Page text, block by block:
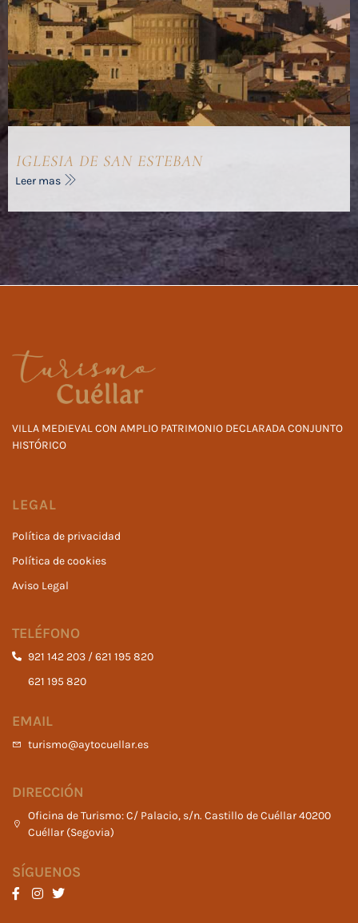
IGLESIA DE SAN ESTEBAN
Leer mas
VILLA MEDIEVAL CON AMPLIO PATRIMONIO DECLARADA CONJUNTO
HISTÓRICO
LEGAL
Política de privacidad
Política de cookies
Aviso Legal
TELÉFONO
921 142 203 / 621 195 820
621 195 820
EMAIL
turismo@aytocuellar.es
DIRECCIÓN
Oficina de Turismo: C/ Palacio, s/n. Castillo de Cuéllar 40200
Cuéllar (Segovia)
SÍGUENOS